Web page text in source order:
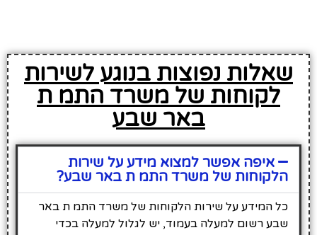
שאלות נפוצות בנוגע לשירות
לקוחות של משרד התמ ת
באר שבע
איפה אפשר למצוא מידע על שירות
הלקוחות של משרד התמ ת באר שבע?
כל המידע על שירות הלקוחות של משרד התמ ת באר
שבע רשום למעלה בעמוד, יש לגלול למעלה בכדי